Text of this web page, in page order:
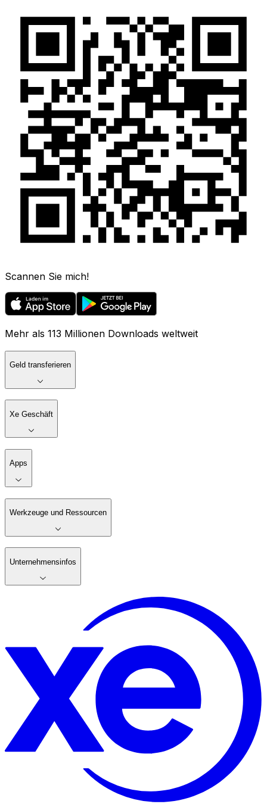
Scannen Sie mich!
Mehr als 113 Millionen Downloads weltweit
Geld transferieren
Xe Geschäft
Apps
Werkzeuge und Ressourcen
Unternehmensinfos